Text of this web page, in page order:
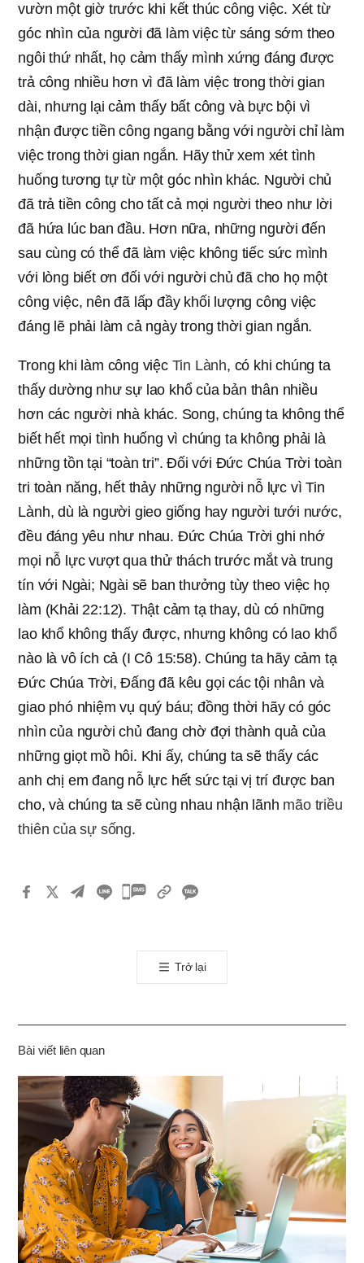
vườn một giờ trước khi kết thúc công việc. Xét từ
góc nhìn của người đã làm việc từ sáng sớm theo
ngôi thứ nhất, họ cảm thấy mình xứng đáng được
trả công nhiều hơn vì đã làm việc trong thời gian
dài, nhưng lại cảm thấy bất công và bực bội vì
nhận được tiền công ngang bằng với người chỉ làm
việc trong thời gian ngắn. Hãy thử xem xét tình
huống tương tự từ một góc nhìn khác. Người chủ
đã trả tiền công cho tất cả mọi người theo như lời
đã hứa lúc ban đầu. Hơn nữa, những người đến
sau cùng có thể đã làm việc không tiếc sức mình
với lòng biết ơn đối với người chủ đã cho họ một
công việc, nên đã lấp đầy khối lượng công việc
đáng lẽ phải làm cả ngày trong thời gian ngắn.
Trong khi làm công việc Tin Lành, có khi chúng ta
thấy dường như sự lao khổ của bản thân nhiều
hơn các người nhà khác. Song, chúng ta không thể
biết hết mọi tình huống vì chúng ta không phải là
những tồn tại “toàn tri”. Đối với Đức Chúa Trời toàn
tri toàn năng, hết thảy những người nỗ lực vì Tin
Lành, dù là người gieo giống hay người tưới nước,
đều đáng yêu như nhau. Đức Chúa Trời ghi nhớ
mọi nỗ lực vượt qua thử thách trước mắt và trung
tín với Ngài; Ngài sẽ ban thưởng tùy theo việc họ
làm (Khải 22:12). Thật cảm tạ thay, dù có những
lao khổ không thấy được, nhưng không có lao khổ
nào là vô ích cả (I Cô 15:58). Chúng ta hãy cảm tạ
Đức Chúa Trời, Đấng đã kêu gọi các tội nhân và
giao phó nhiệm vụ quý báu; đồng thời hãy có góc
nhìn của người chủ đang chờ đợi thành quả của
những giọt mồ hôi. Khi ấy, chúng ta sẽ thấy các
anh chị em đang nỗ lực hết sức tại vị trí được ban
cho, và chúng ta sẽ cùng nhau nhận lãnh mão triều
thiên của sự sống.
카
톡
공
기
Trở lại
Bài viết liên quan